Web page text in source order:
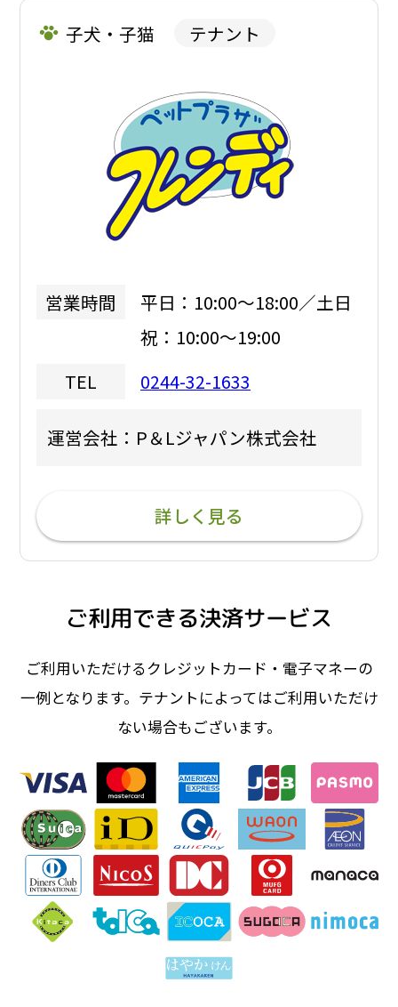
子犬・子猫 テナント
営業時間
平日：10:00～18:00／土日
祝：10:00～19:00
TEL
0244-32-1633
運営会社：P＆Lジャパン株式会社
詳しく見る
ご利用できる決済サービス
ご利用いただけるクレジットカード・電子マネーの
一例となります。テナントによってはご利用いただけ
ない場合もございます。